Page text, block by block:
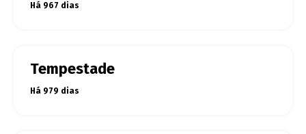
Há 967 dias
Tempestade
Há 979 dias